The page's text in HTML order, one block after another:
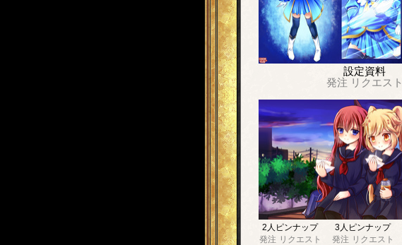
設定資料
発注 リクエスト
2人ピンナップ
発注 リクエスト
3人ピンナップ
発注 リクエスト